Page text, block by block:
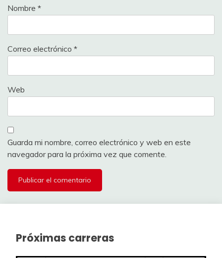
Nombre *
Correo electrónico *
Web
Guarda mi nombre, correo electrónico y web en este
navegador para la próxima vez que comente.
Próximas carreras